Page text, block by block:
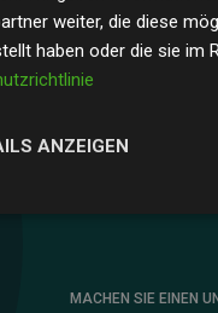
MACHEN SIE EINEN
weiter, die diese
haben oder die sie im
ANZEIGEN